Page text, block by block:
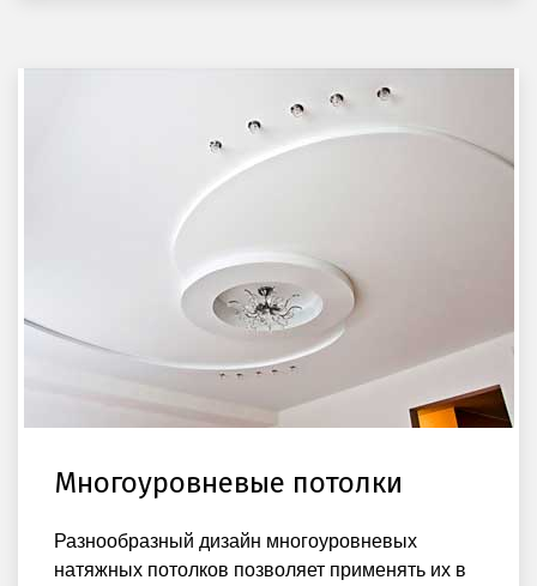
Многоуровневые потолки
Разнообразный дизайн многоуровневых
натяжных потолков позволяет применять их в